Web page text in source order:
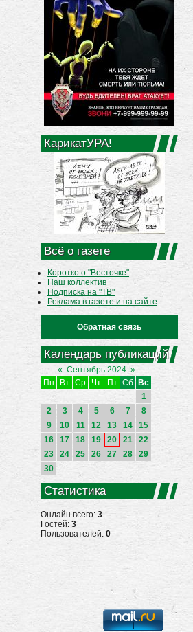
КарикатУРА!
Всё о газете
Коротко о "Весточке"
Наш коллектив
Подписка на "ТВ"
Реклама в газете и на сайте
Обратная связь
Календарь публикаций
« Сентябрь 2024 »
Пн
Вт Ср Чт Пт Сб
Вс
1
2
3 4 5 6 7
8
9
10 11 12 13 14
15
16
17 18 19 20 21
22
23
24 25 26 27 28
29
30
Статистика
Онлайн всего: 3
Гостей: 3
Пользователей: 0